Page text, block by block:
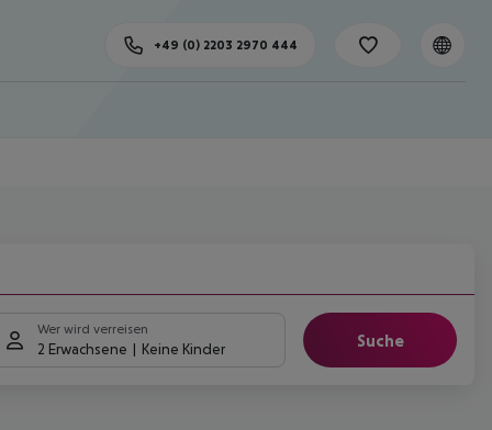
+49 (0) 2203 2970 444
Wer wird verreisen
2 Erwachsene Keine Kinder Suche